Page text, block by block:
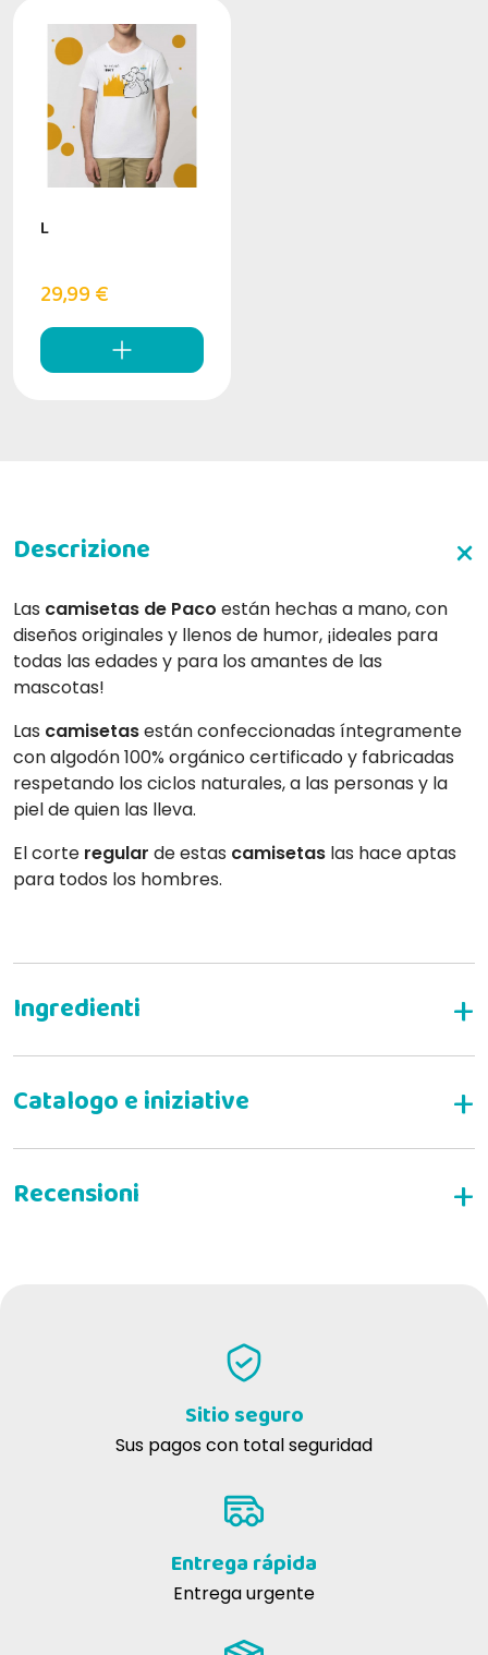
L
29,99 €
Las camisetas de Paco están hechas a mano, con
diseños originales y llenos de humor, ¡ideales para
todas las edades y para los amantes de las
mascotas!
Las camisetasestán confeccionadas íntegramente
con algodón 100% orgánico certificado y fabricadas
respetando los ciclos naturales, a las personas y la
piel de quien las lleva.
El corte regular de estas camisetas las hace aptas
para todos los hombres.
camiseta de
Sitio seguro
Sus pagos con total seguridad
Entrega rápida
Entrega urgente